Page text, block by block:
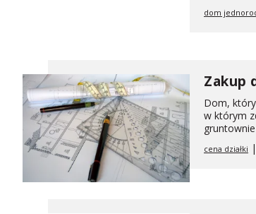
dom
Zakup
Dom,
w którym
cena działki |